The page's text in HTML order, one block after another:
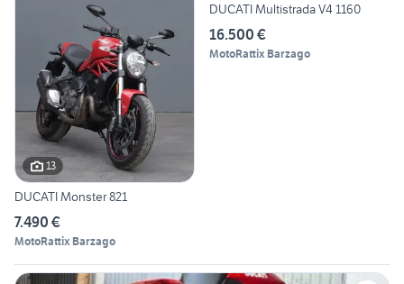
13
DUCATI Monster 821
7.490 €
MotoRattix Barzago
DUCATI Multistrada V4 1160
16.500 €
MotoRattix Barzago